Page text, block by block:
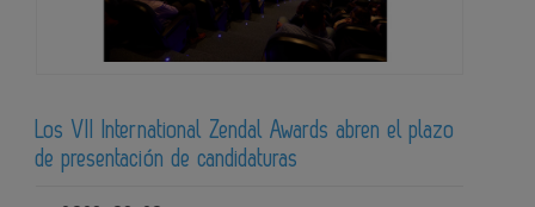
Los VII International Zendal Awards abren el plazo
de presentación de candidaturas